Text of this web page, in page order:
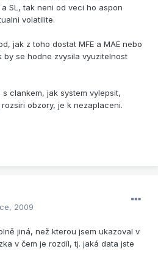
SL, tak neni od veci ho aspon
volatilite.
jak z toho dostat MFE a MAE nebo
by se hodne zvysila vyuzitelnost
clankem, jak system vylepsit,
obzory, je k nezaplaceni.
2009
jiná, než kterou jsem ukazoval v
v čem je rozdíl, tj. jaká data jste